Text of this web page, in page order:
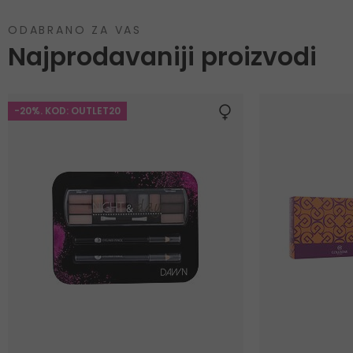
ODABRANO ZA VAS
Najprodavaniji proizvodi
-20%. KOD: OUTLET20